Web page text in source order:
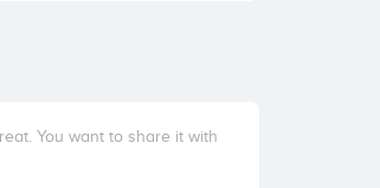
You want to share it with